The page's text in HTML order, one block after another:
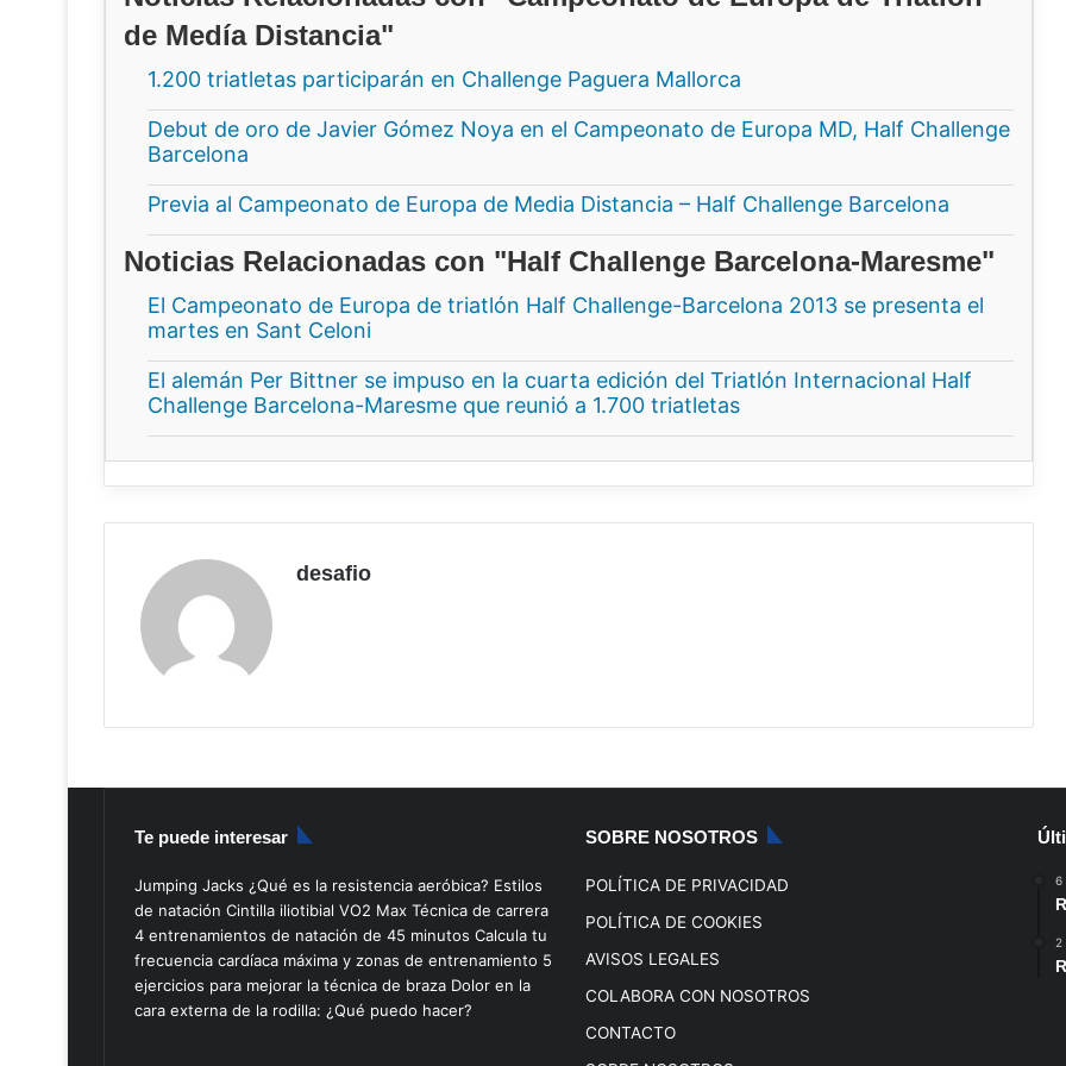
de Medía Distancia"
1.200 triatletas participarán en Challenge Paguera Mallorca
Debut de oro de Javier Gómez Noya en el Campeonato de Europa MD, Half Challenge
Barcelona
Previa al Campeonato de Europa de Media Distancia – Half Challenge Barcelona
Noticias Relacionadas con "Half Challenge Barcelona-Maresme"
El Campeonato de Europa de triatlón Half Challenge-Barcelona 2013 se presenta el
martes en Sant Celoni
El alemán Per Bittner se impuso en la cuarta edición del Triatlón Internacional Half
Challenge Barcelona-Maresme que reunió a 1.700 triatletas
desafio
Te puede interesar
Jumping Jacks ¿Qué es la resistencia aeróbica? Estilos
de natación Cintilla iliotibial VO2 Max Técnica de carrera
4 entrenamientos de natación de 45 minutos Calcula tu
frecuencia cardíaca máxima y zonas de entrenamiento 5
ejercicios para mejorar la técnica de braza Dolor en la
cara externa de la rodilla: ¿Qué puedo hacer?
SOBRE NOSOTROS
POLÍTICA DE PRIVACIDAD
POLÍTICA DE COOKIES
AVISOS LEGALES
COLABORA CON NOSOTROS
CONTACTO
6
2